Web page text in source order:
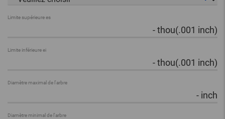
Limite supérieure es
-thou(.001 inch)
Limite inférieure ei
-thou(.001 inch)
Diamètre maximal de l'arbre
- inch
Diamètre minimal de l'arbre